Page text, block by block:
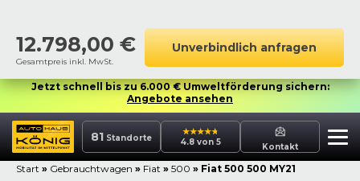
12.798,00 €
Gesamtpreis inkl. MwSt.
Unverbindlich anfragen
Jetzt schnell bis zu 6.000 € Umweltförderung sichern:
Angebote ansehen
81 Standorte 4.8 von 5 Kontakt
Start » Gebrauchtwagen » Fiat » 500 » Fiat 500 500 MY21